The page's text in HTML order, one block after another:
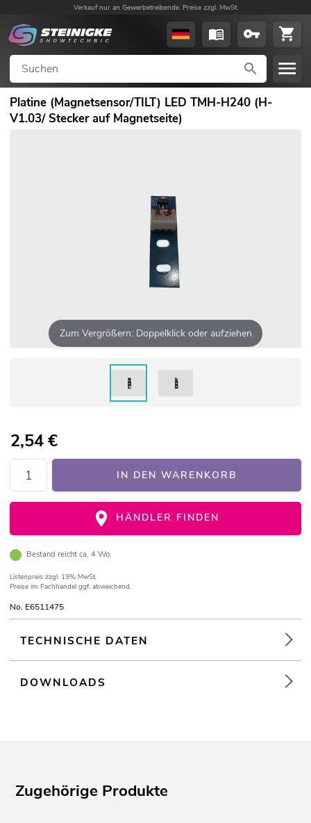
Verkauf nur an Gewerbetreibende. Preise zzgl. MwSt.
Platine (Magnetsensor/TILT) LED TMH-H240 (H-
V1.03/ Stecker auf Magnetseite)
Zum Vergrößern: Doppelklick oder aufziehen
2,54€
IN DEN WARENKORB
HÄNDLER FINDEN
Bestand reicht ca. 4 Wo.
Listenpreis zzgl. 19% MwSt.
Preise im Fachhandel ggf. abweichend.
No. E6511475
TECHNISCHE DATEN
DOWNLOADS
Zugehörige Produkte